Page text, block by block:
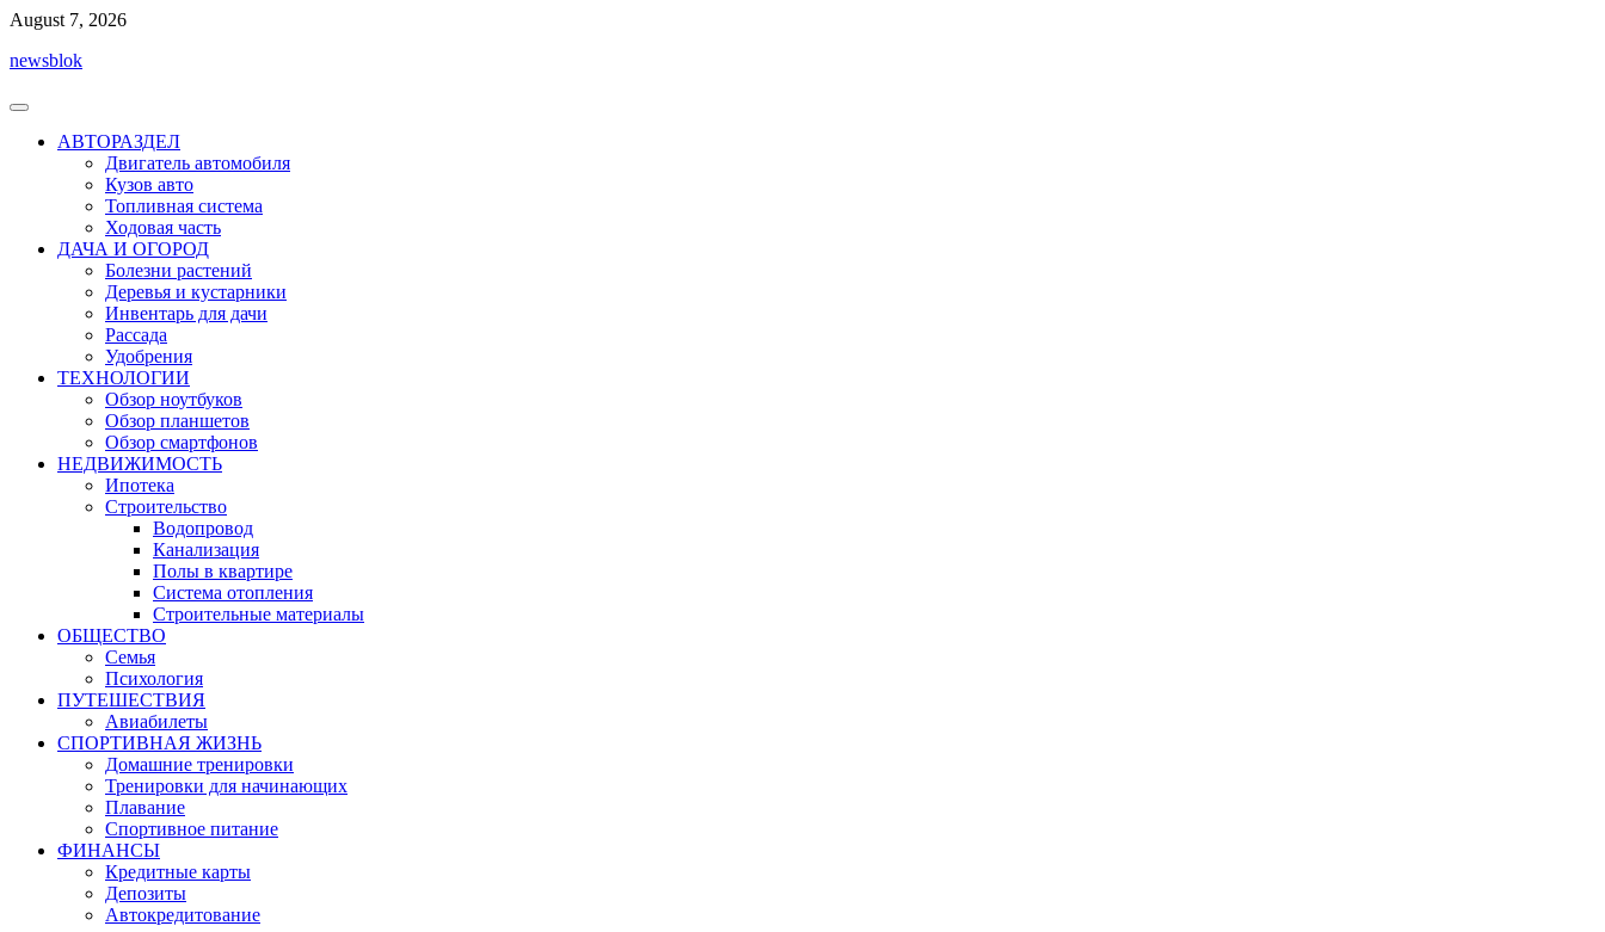
Перейти
содержимому
August 7, 2026
newsblok
АВТОРАЗДЕЛ
Двигатель автомобиля
Кузов авто
Топливная система
Ходовая часть
ДАЧА И ОГОРОД
Болезни растений
Деревья и кустарники
Инвентарь для дачи
Рассада
Удобрения
ТЕХНОЛОГИИ
Обзор ноутбуков
Обзор планшетов
Обзор смартфонов
НЕДВИЖИМОСТЬ
Ипотека
Строительство
Водопровод
Канализация
Полы в квартире
Система отопления
Строительные материалы
ОБЩЕСТВО
Семья
Психология
ПУТЕШЕСТВИЯ
Авиабилеты
СПОРТИВНАЯ ЖИЗНЬ
Домашние тренировки
Тренировки для начинающих
Плавание
Спортивное питание
ФИНАНСЫ
Кредитные карты
Депозиты
Автокредитование